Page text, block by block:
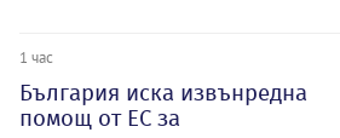
1 час
България иска извънредна
помощ от ЕС за